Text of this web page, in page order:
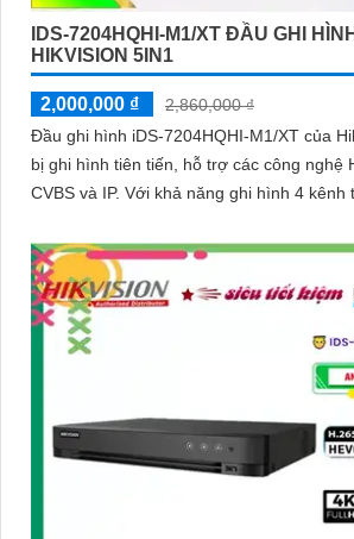
IDS-7204HQHI-M1/XT ĐẦU GHI
HIKVISION 5IN1
2,000,000 ₫
2,860,000 ₫
Đầu ghi hình iDS-7204HQHI-M1/XT của
bị ghi hình tiên tiến, hỗ trợ các công nghệ
CVBS và IP. Với khả năng ghi hình 4